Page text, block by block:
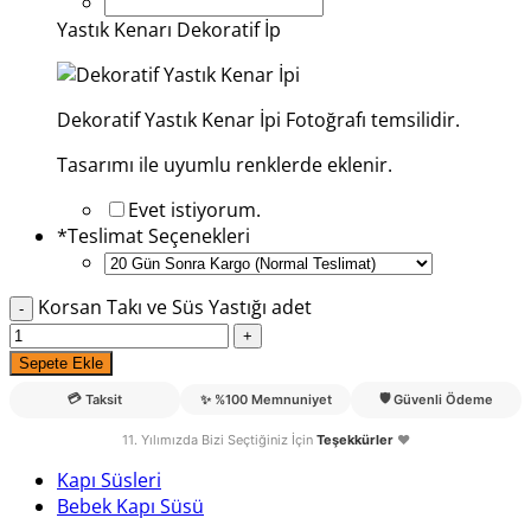
Yastık Kenarı Dekoratif İp
Dekoratif Yastık Kenar İpi Fotoğrafı temsilidir.
Tasarımı ile uyumlu renklerde eklenir.
Evet istiyorum.
*Teslimat Seçenekleri
Korsan Takı ve Süs Yastığı adet
Sepete Ekle
💳 Taksit ✨ %100 Memnuniyet 🛡️ Güvenli Ödeme
11. Yılımızda Bizi Seçtiğiniz İçin Teşekkürler❤️
Kapı Süsleri
Bebek Kapı Süsü